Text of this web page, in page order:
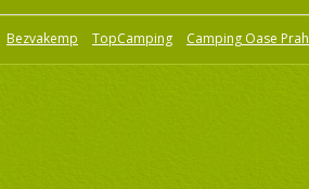
Bezvakemp TopCamping Camping Oase